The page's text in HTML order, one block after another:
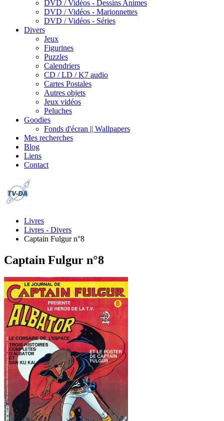
DVD / Vidéos - Dessins Animes
DVD / Vidéos - Marionnettes
DVD / Vidéos - Séries
Divers
Jeux
Figurines
Puzzles
Calendriers
CD / LD / K7 audio
Cartes Postales
Autres objets
Jeux vidéos
Peluches
Goodies
Fonds d'écran || Wallpapers
Mes recherches
Blog
Liens
Contact
Livres
Livres - Divers
Captain Fulgur n°8
Captain Fulgur n°8